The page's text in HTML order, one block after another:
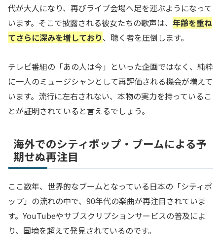
代が大人になり、再びライブ会場へ足を運ぶようになって
います。そこで披露される彼女たちの歌声は、 年齢を重ね
てさらに深みを増しており、聴く者を圧倒します。
テレビ番組の「あの人は今」といった企画ではなく、純粋
に一人のミュージシャンとして再評価される機会が増えて
います。流行に左右されない、本物の実力を持っているこ
とが証明されていると言えるでしょう。
海外でのシティポップ・ブームによる予
期せぬ再注目
ここ数年、世界的なブームとなっている日本の「シティポ
ップ」の流れの中で、90年代の楽曲が再注目されていま
す。YouTubeやサブスクリプションサービスの普及によ
り、国境を超えて発見されているのです。